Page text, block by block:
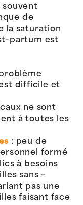
souvent
de
la saturation
partum est
difficile et
ne sont
à toutes les
: peu de
formé
à besoins
sans –
pas une
faisant face